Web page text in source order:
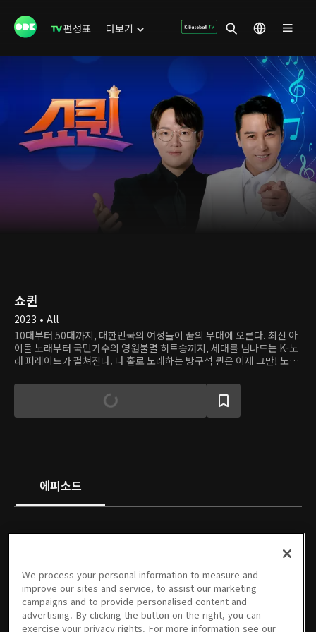
편성표 더보기
쇼퀸
2023 • All
10대부터 50대까지, 대한민국의 여성들이 꿈의 무대에 오른다. 최신 아
이돌 노래부터 국민가수의 영원불멸 히트송까지, 세대를 넘나드는 K-노
래 퍼레이드가 펼쳐진다. 나 홀로 노래하는 방구석 퀸은 이제 그만! 노래
에피소드
01회
06/18/2023 • 1시간 56분
02회
06/25/2023 • 1시간 47분
03회
07/02/2023 • 1시간 47분
04회
07/09/2023 • 1시간 56분
05회
07/16/2023 • 1시간 46분
We process your personal information to measure and
improve our sites and service, to assist our marketing
campaigns and to provide personalised content and
advertising. By clicking the button on the right, you can
exercise your privacy rights. For more information see our